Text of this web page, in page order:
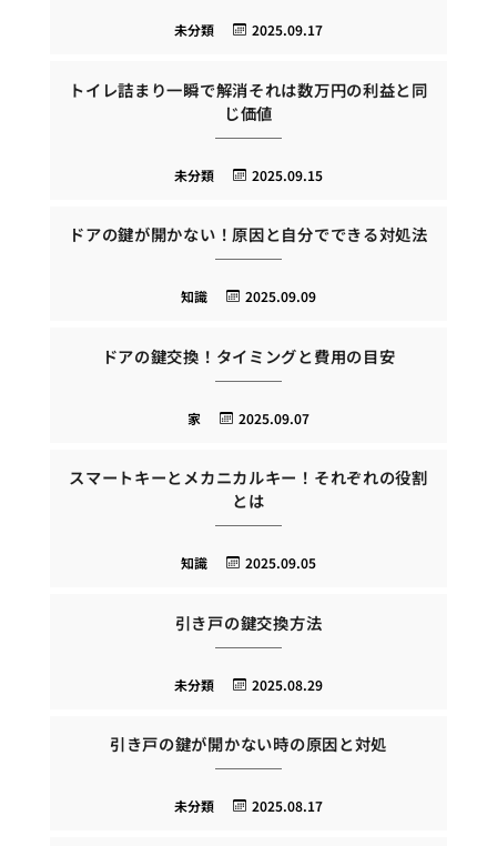
2025.09.17
未分類
トイレ詰まり一瞬で解消それは数万円の利益と同
じ価値
2025.09.15
未分類
ドアの鍵が開かない！原因と自分でできる対処法
2025.09.09
知識
ドアの鍵交換！タイミングと費用の目安
2025.09.07
家
スマートキーとメカニカルキー！それぞれの役割
とは
2025.09.05
知識
引き戸の鍵交換方法
2025.08.29
未分類
引き戸の鍵が開かない時の原因と対処
2025.08.17
未分類